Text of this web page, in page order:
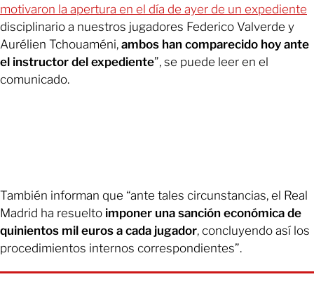
motivaron la apertura en el día de ayer de un expediente
disciplinario a nuestros jugadores Federico Valverde y
Aurélien Tchouaméni, ambos han comparecido hoy ante
el instructor del expediente”, se puede leer en el
comunicado.
También informan que “ante tales circunstancias, el Real
Madrid ha resuelto imponer una sanción económica de
quinientos mil euros a cada jugador, concluyendo así los
procedimientos internos correspondientes”.